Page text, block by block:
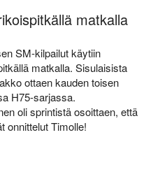
matkalla
SM-kilpailut käytiin
matkalla. Sisulaisista
ottaen kauden toisen
H75-sarjassa.
oli sprintistä osoittaen, että
onnittelut Timolle!